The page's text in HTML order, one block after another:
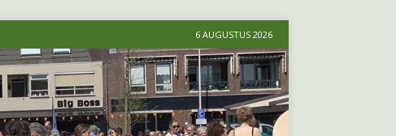
6 AUGUSTUS 2026